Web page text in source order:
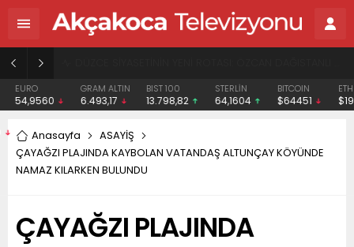
EURO
54,9560
GRAM ALTIN
6.493,17
BIST 100
13.798,82
STERLİN
64,1604
BITCOIN
$64451
Anasayfa
ASAYİŞ
ÇAYAĞZI PLAJINDA KAYBOLAN VATANDAŞ ALTUNÇAY KÖYÜNDE
NAMAZ KILARKEN BULUNDU
ÇAYAĞZI PLAJINDA